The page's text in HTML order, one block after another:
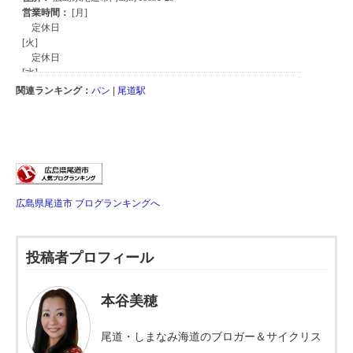
関連ランキング： パン | 尾道駅
広島県尾道市 ブログランキングへ
投稿者プロフィール
本谷美穂
尾道・しまなみ海道のブロガー＆サイクリス